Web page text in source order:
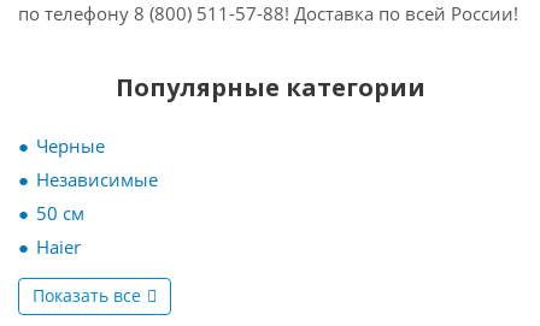
по телефону 8 (800) 511-57-88! Доставка по всей России!
Популярные категории
Черные
Независимые
50 см
Haier
Показать все